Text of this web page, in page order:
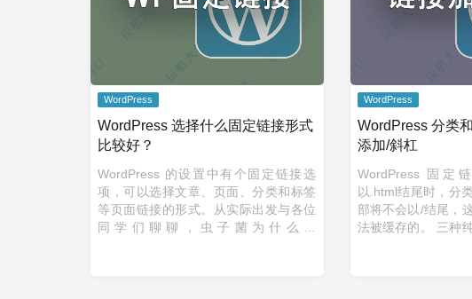
WordPress
WordPress 选择什么固定链接形式
比较好？
WordPress 的设置中有个固定链接选
项，可以选择文章、页面、分类和标签
等页面链接的形式。从实际出发与各位
同学们聊聊，虫子菌为什么采
WordPress
WordPress 分类
添加/斜杠
WordPress 固定
以.html结尾时，分
部将不会以/结尾，
法被缓存的。 三种